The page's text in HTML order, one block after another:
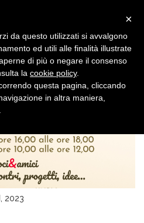
2023
×
da questo utilizzati si avvalgono
ed utili alle finalità illustrate
di più o negare il consenso
la cookie policy.
questa pagina, cliccando
in altra maniera,